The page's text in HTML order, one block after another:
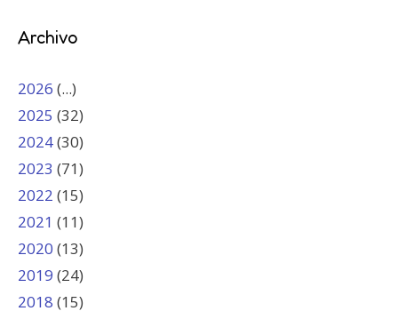
Archivo
2026 (...)
2025 (32)
2024(30)
2023 (71)
2022 (15)
2021 (11)
2020 (13)
2019 (24)
2018 (15)